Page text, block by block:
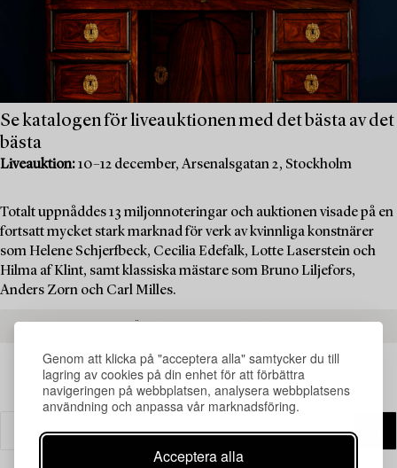
Genom att klicka på "acceptera alla" samtycker du till
lagring av cookies på din enhet för att förbättra
navigeringen på webbplatsen, analysera webbplatsens
användning och anpassa vår marknadsföring.
Acceptera alla
Se katalogen för liveauktionen med det bästa av det
bästa
Liveauktion:10–12 december, Arsenalsgatan 2, Stockholm
Totalt uppnåddes 13 miljonnoteringar och auktionen visade på en
fortsatt mycket stark marknad för verk av kvinnliga konstnärer
som Helene Schjerfbeck, Cecilia Edefalk, Lotte Laserstein och
Hilma af Klint, samt klassiska mästare som Bruno Liljefors,
Anders Zorn och Carl Milles.